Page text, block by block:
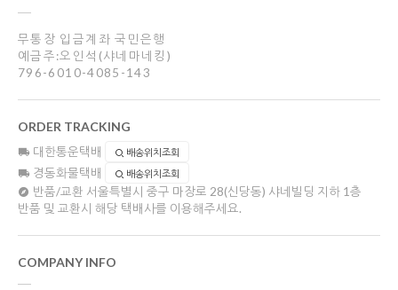
무통장 입금계좌 국민은행
예금주:오인석(샤네마네킹)
796-6010-4085-143
ORDER TRACKING
대한통운택배 배송위치조회
경동화물택배 배송위치조회
반품/교환 서울특별시 중구 마장로 28(신당동) 샤네빌딩 지하 1층
반품 및 교환시 해당 택배사를 이용해주세요.
COMPANY INFO